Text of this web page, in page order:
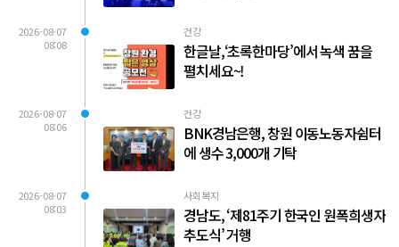
2026-08-07
08:08
건강
한글날,‘초록한마당’에서 녹색 꿈을
펼치세요~!
2026-08-07
08:06
건강
BNK경남은행, 창원 이동노동자쉼터
에 생수 3,000개 기탁
2026-08-07
08:03
사회복지
경남도, ‘제81주기 한국인 원폭희생자
추도식’ 거행